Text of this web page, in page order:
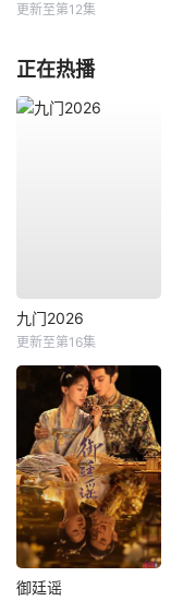
更新至第12集
正在热播
九门2026
更新至第16集
御廷谣